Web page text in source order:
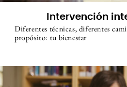
Intervención
Diferentes técnicas, diferentes
propósito: tu bienestar